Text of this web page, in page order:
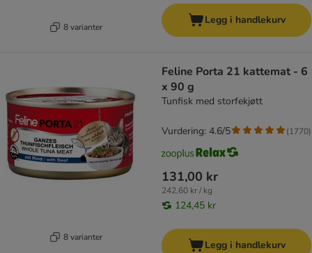
8 varianter
Legg i handlekurv
8 varianter
Feline Porta 21 kattemat - 6
x 90 g
Tunfisk med storfekjøtt
131,00 kr
242,60 kr / kg
124,45 kr
Vurdering: 4.6/5 (1770)
Legg i handlekurv